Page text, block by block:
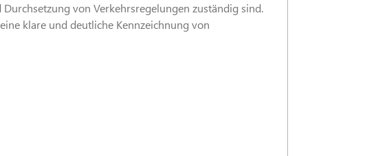
von Verkehrsregelungen zuständig sind.
klare und deutliche Kennzeichnung von